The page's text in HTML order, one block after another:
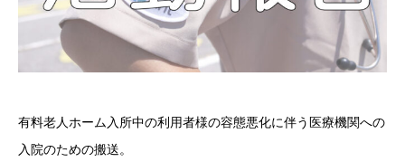
有料老人ホーム入所中の利用者様の容態悪化に伴う医療機関への
入院のための搬送。